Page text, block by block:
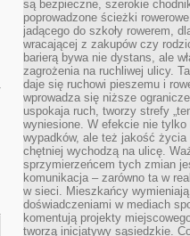
są bezpieczne, szerokie
poprowadzone ścieżki
jadącego do szkoły rowerem,
wracającej z zakupów czy
barierą bywa nie dystans, ale
zagrożenia na ruchliwej ulicy.
daje się ruchowi pieszemu i
wprowadza się niższe
uspokaja ruch, tworzy strefy
wyniesione. W efekcie nie tylko
wypadków, ale też jakość życia
chętniej wychodzą na ulicę.
sprzymierzeńcem tych zmian
komunikacja – zarówno ta w
w sieci. Mieszkańcy
doświadczeniami w mediach
komentują projekty
tworzą inicjatywy sąsiedzkie.